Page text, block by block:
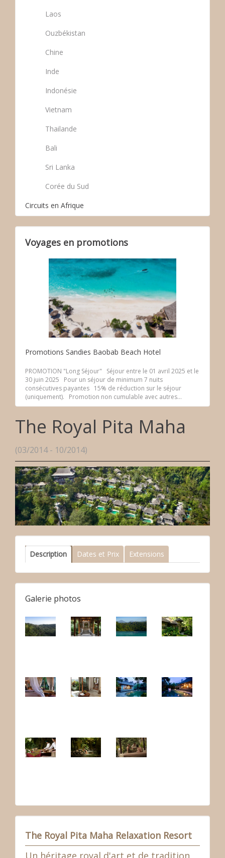
Laos
Ouzbékistan
Chine
Inde
Indonésie
Vietnam
Thailande
Bali
Sri Lanka
Corée du Sud
Circuits en Afrique
Voyages en promotions
Promotions Sandies Baobab Beach Hotel
PROMOTION "Long Séjour" Séjour entre le 01 avril 2025 et le
30 juin 2025 Pour un séjour de minimum 7 nuits
consécutives payantes 15% de réduction sur le séjour
(uniquement). Promotion non cumulable avec autres...
The Royal Pita Maha
(03/2014 - 10/2014)
Description Dates et Prix Extensions
Galerie photos
The Royal Pita Maha Relaxation Resort
Un héritage royal d'art et de tradition,